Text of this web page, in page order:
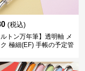
(税込)
ルトン万年筆】透明軸 メ
極細(EF) 手帳の予定管